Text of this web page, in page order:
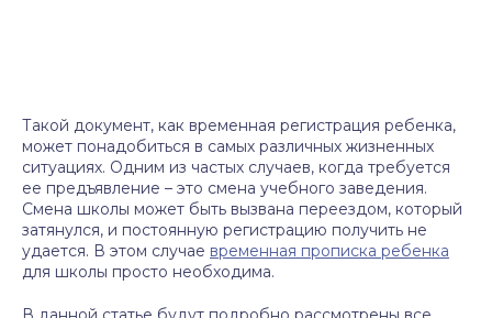
Такой документ, как временная регистрация ребенка,
может понадобиться в самых различных жизненных
ситуациях. Одним из частых случаев, когда требуется
ее предъявление – это смена учебного заведения.
Смена школы может быть вызвана переездом, который
затянулся, и постоянную регистрацию получить не
удается. В этом случае временная прописка ребенка
для школы просто необходима.